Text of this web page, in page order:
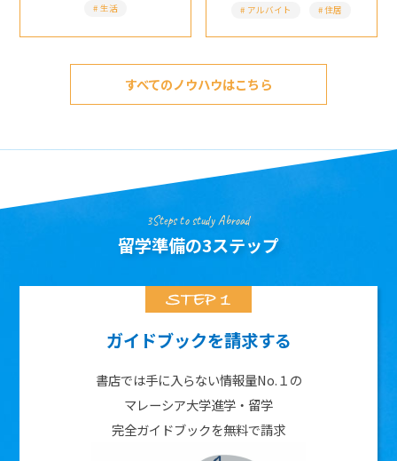
生活 アルバイト 住居
すべてのノウハウはこちら
3Steps to study Abroad
留学準備の3ステップ
ガイドブックを請求する
書店では手に入らない情報量No.１の
マレーシア大学進学・留学
完全ガイドブックを無料で請求